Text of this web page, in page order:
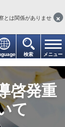
検索 メニュー
とは関係がありませ
×
啓発重
て